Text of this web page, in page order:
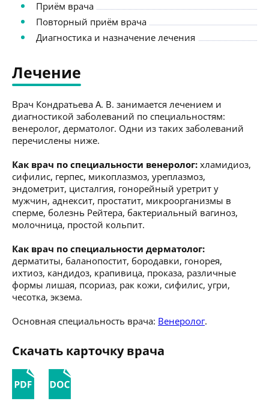
Приём врача
Повторный приём врача
Диагностика и назначение лечения
Лечение
Врач Кондратьева А. В. занимается лечением и
диагностикой заболеваний по специальностям:
венеролог, дерматолог. Одни из таких заболеваний
перечислены ниже.
Как врач по специальности венеролог: хламидиоз,
сифилис, герпес, микоплазмоз, уреплазмоз,
эндометрит, цисталгия, гонорейный уретрит у
мужчин, аднексит, простатит, микроорганизмы в
сперме, болезнь Рейтера, бактериальный вагиноз,
молочница, простой кольпит.
Как врач по специальности дерматолог:
дерматиты, баланопостит, бородавки, гонорея,
ихтиоз, кандидоз, крапивица, проказа, различные
формы лишая, псориаз, рак кожи, сифилис, угри,
чесотка, экзема.
Основная специальность врача: Венеролог.
Скачать карточку врача